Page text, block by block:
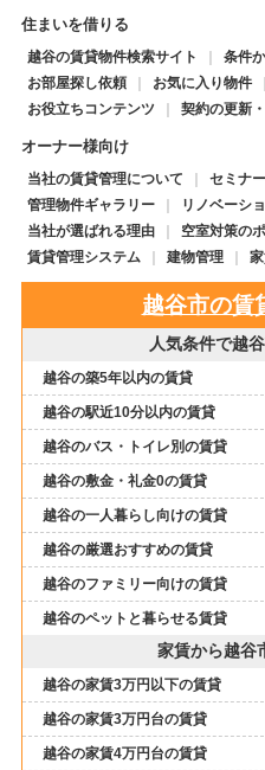
住まいを借りる
越谷の賃貸物件検索サイト 条件
お部屋探し依頼
お気に入り物件
お役立ちコンテンツ
契約の更新
オーナー様向け
当社の賃貸管理について セミナ
管理物件ギャラリー
リノベーシ
当社が選ばれる理由
空室対策の
賃貸管理システム
建物管理
越谷市の賃
人気条件で越
越谷の築5年以内の賃貸
越谷の駅近10分以内の賃貸
越谷のバス・トイレ別の賃貸
越谷の敷金・礼金0の賃貸
越谷の一人暮らし向けの賃貸
越谷の厳選おすすめの賃貸
越谷のファミリー向けの賃貸
越谷のペットと暮らせる賃貸
家賃から越谷
越谷の家賃3万円以下の賃貸
越谷の家賃3万円台の賃貸
越谷の家賃4万円台の賃貸